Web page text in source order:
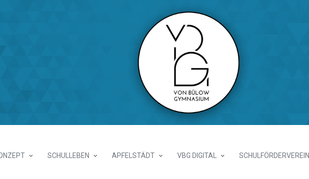
SCHULLEBEN APFELSTÄDT VBG DIGITAL SCHULFÖRDERVEREIN